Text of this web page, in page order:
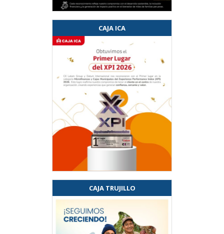
CAJA ICA
CAJA TRUJILLO